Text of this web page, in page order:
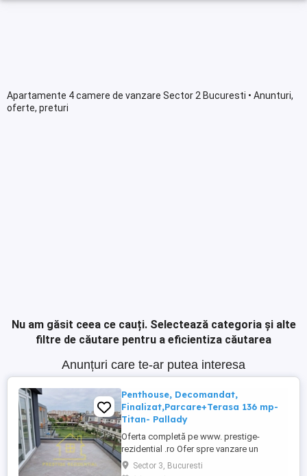
Apartamente 4 camere de vanzare Sector 2 Bucuresti • Anunturi,
oferte, preturi
Nu am găsit ceea ce cauți. Selectează categoria și alte
filtre de căutare pentru a eficientiza căutarea
Anunțuri care te-ar putea interesa
Penthouse, Decomandat,
Finalizat,Parcare+Terasa 136 mp-
Titan- Pallady
Oferta completă pe www. prestige-
rezidential .ro Ofer spre vanzare un
apartament de 4 camere tip Penthouse, cu
o suprafata de 236 mp, cu Parcare
Sector 3, Bucuresti